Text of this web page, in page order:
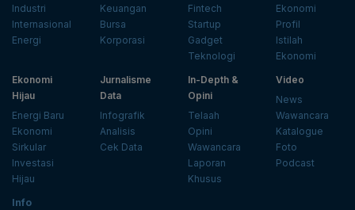
Industri
Internasional
Energi
Keuangan
Bursa
Korporasi
Fintech
Startup
Gadget
Teknologi
Ekonomi
Profil
Istilah
Ekonomi
Ekonomi
Hijau
Energi Baru
Ekonomi
Sirkular
Investasi
Hijau
Jurnalisme
Data
Infografik
Analisis
Cek Data
In-Depth &
Opini
Telaah
Opini
Wawancara
Laporan
Khusus
Video
News
Wawancara
Katalogue
Foto
Podcast
Info